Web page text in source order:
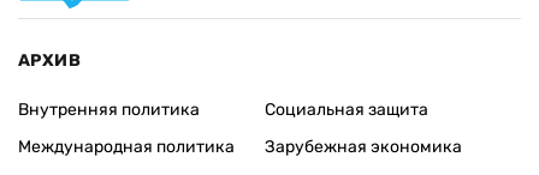
АРХИВ
Внутренняя политика
Международная политика
Социальная защита
Зарубежная экономика